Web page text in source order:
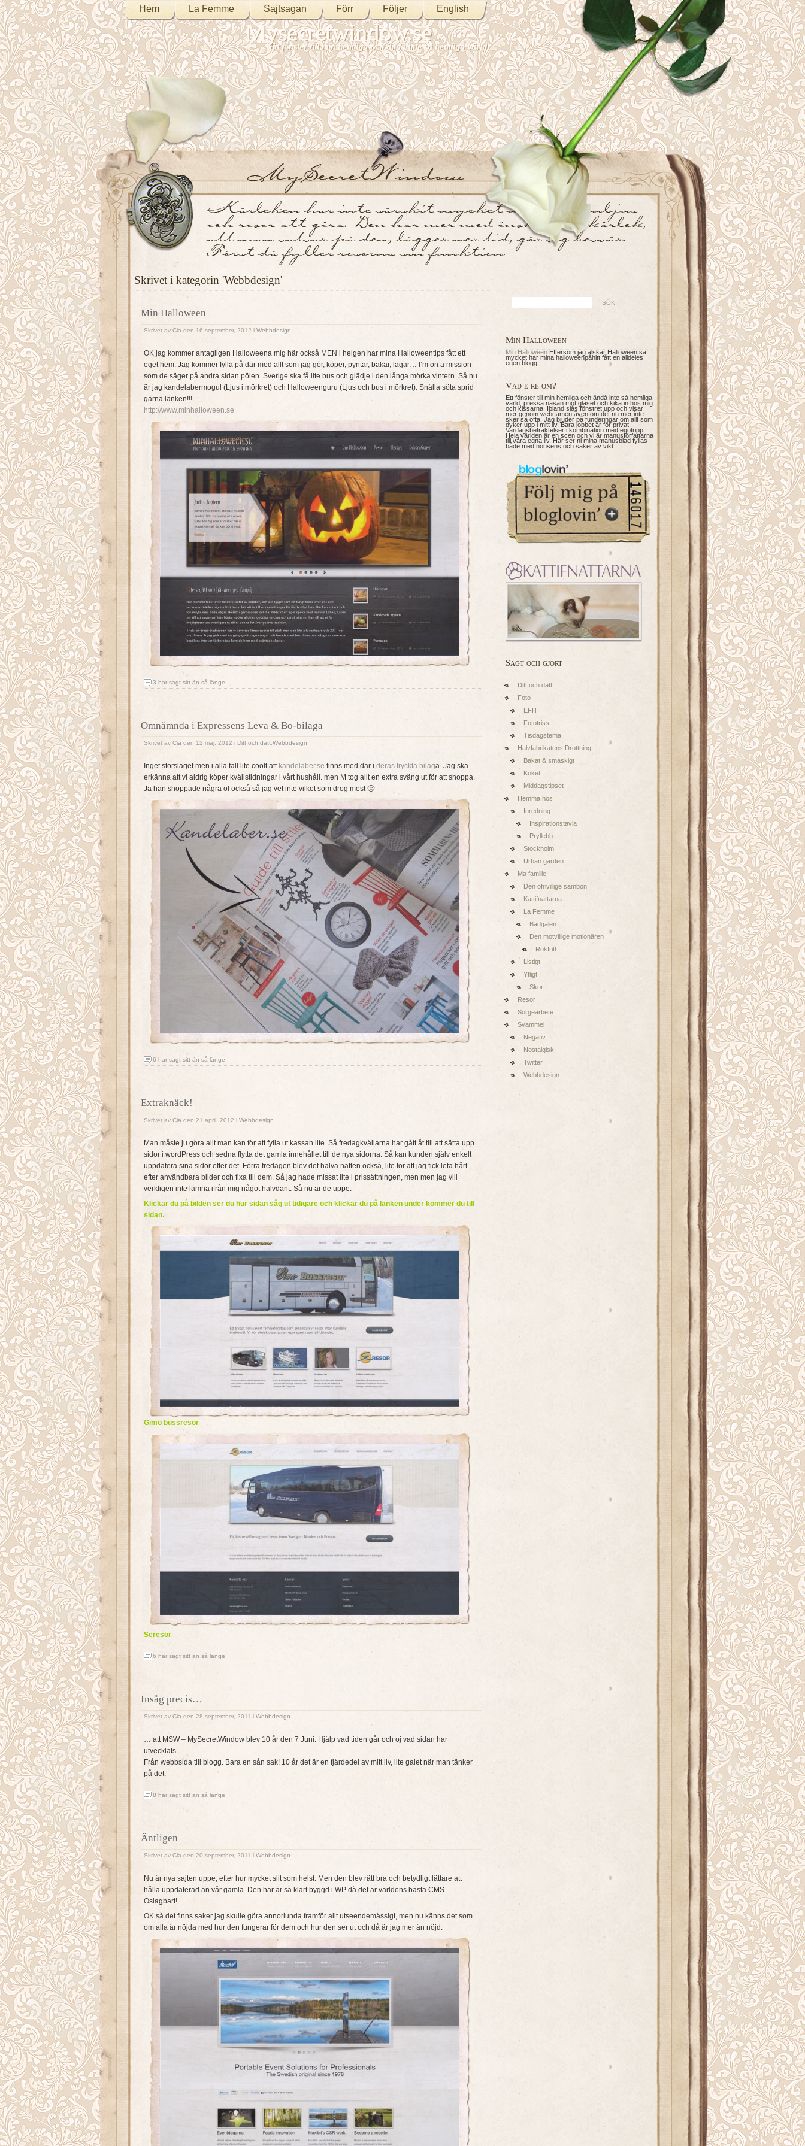
Hem La Femme Sajtsagan Förr Följer English
Mysecretwindow.se
Ett fönster till min hemliga och ändå inte så hemliga värld.
Skrivet i kategorin 'Webbdesign'
Min Halloween
Skrivet av Cia den 16 september, 2012 i Webbdesign
OK jag kommer antagligen Halloweena mig här också MEN i helgen har mina Halloweentips fått ett
eget hem. Jag kommer fylla på där med allt som jag gör, köper, pyntar, bakar, lagar… I’m on a mission
som de säger på andra sidan pölen. Sverige ska få lite bus och glädje i den långa mörka vintern. Så nu
är jag kandelabermogul (Ljus i mörkret) och Halloweenguru (Ljus och bus i mörkret). Snälla söta sprid
gärna länken!!!
http://www.minhalloween.se
3 har sagt sitt än så länge
Omnämnda i Expressens Leva & Bo-bilaga
Skrivet av Cia den 12 maj, 2012 i Ditt och datt Webbdesign
Inget storslaget men i alla fall lite coolt att kandelaber.se finns med där i deras tryckta bilaga. Jag ska
erkänna att vi aldrig köper kvällstidningar i vårt hushåll. men M tog allt en extra sväng ut för att shoppa.
Ja han shoppade några öl också så jag vet inte vilket som drog mest 🙂
6 har sagt sitt än så länge
Extraknäck!
Skrivet av Cia den 21 april, 2012 i Webbdesign
Man måste ju göra allt man kan för att fylla ut kassan lite. Så fredagkvällarna har gått åt till att sätta upp
sidor i wordPress och sedna flytta det gamla innehållet till de nya sidorna. Så kan kunden själv enkelt
uppdatera sina sidor efter det. Förra fredagen blev det halva natten också, lite för att jag fick leta hårt
efter användbara bilder och fixa till dem. Så jag hade missat lite i prissättningen, men men jag vill
verkligen inte lämna ifrån mig något halvdant. Så nu är de uppe.
Klickar du på bilden ser du hur sidan såg ut tidigare och klickar du på länken under kommer du till
sidan.
Gimo bussresor
Seresor
6 har sagt sitt än så länge
Insåg precis…
Skrivet av Cia den 28 september, 2011 i Webbdesign
… att MSW – MySecretWindow blev 10 år den 7 Juni. Hjälp vad tiden går och oj vad sidan har
utvecklats.
Från webbsida till blogg. Bara en sån sak! 10 år det är en fjärdedel av mitt liv, lite galet när man tänker
på det.
8 har sagt sitt än så länge
Äntligen
Skrivet av Cia den 20 september, 2011 i Webbdesign
Nu är nya sajten uppe, efter hur mycket slit som helst. Men den blev rätt bra och betydligt lättare att
hålla uppdaterad än vår gamla. Den här är så klart byggd i WP då det är världens bästa CMS.
Oslagbart!
OK så det finns saker jag skulle göra annorlunda framför allt utseendemässigt, men nu känns det som
om alla är nöjda med hur den fungerar för dem och hur den ser ut och då är jag mer än nöjd.
Min Halloween
Min Halloween Eftersom jag älskar Halloween så
mycket har mina halloweenpåhitt fått en alldeles
egen blogg.
Vad e re om?
Ett fönster till min hemliga och ändå inte så hemliga
värld, pressa näsan mot glaset och kika in hos mig
och kissarna. Ibland slås fönstret upp och visar
mer genom webcamen även om det nu mer inte
sker så ofta. Jag bjuder på funderingar om allt som
dyker upp i mitt liv. Bara jobbet är för privat.
Vardagsbetraktelser i kombination med egotripp.
Hela världen är en scen och vi är manusförfattarna
till våra egna liv. Här ser ni mina manusblad fyllas
både med nonsens och saker av vikt.
Sagt och gjort
Ditt och datt
Foto
EFIT
Fototriss
Tisdagstema
Halvfabrikatens Drottning
Bakat & smaskigt
Köket
Middagstipset
Hemma hos
Inredning
Inspirationstavla
Pryllebb
Stockholm
Urban garden
Ma famille
Den ofrivillige sambon
Kattifnattarna
La Femme
Badgalen
Den motvillige motionären
Rökfritt
Listigt
Ytligt
Skor
Resor
Sorgearbete
Svammel
Negativ
Nostalgisk
Twitter
Webbdesign